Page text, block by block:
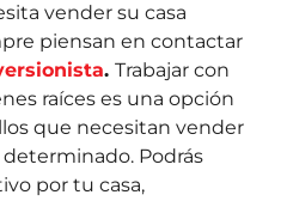
vender su casa
piensan en contactar
. Trabajar con
raíces es una opción
que necesitan vender
Podrás
por tu casa,